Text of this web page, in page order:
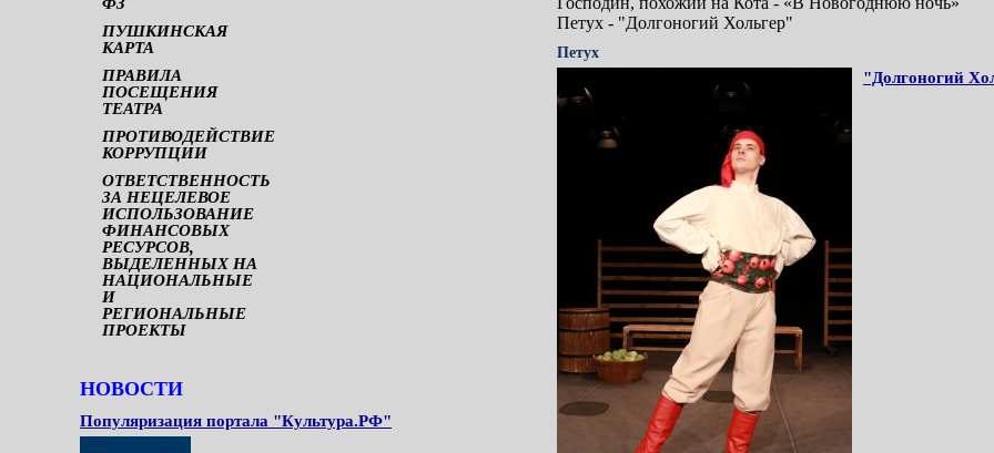
ПУШКИНСКАЯ
КАРТА
ПРАВИЛА
ПОСЕЩЕНИЯ
ТЕАТРА
ПРОТИВОДЕЙСТВИЕ
КОРРУПЦИИ
ОТВЕТСТВЕННОСТЬ
ЗА НЕЦЕЛЕВОЕ
ИСПОЛЬЗОВАНИЕ
ФИНАНСОВЫХ
РЕСУРСОВ,
ВЫДЕЛЕННЫХ НА
НАЦИОНАЛЬНЫЕ
И
РЕГИОНАЛЬНЫЕ
ПРОЕКТЫ
НОВОСТИ
Популяризация портала "Культура.РФ"
Петух - "Долгоногий Хольгер"
Петух
"Долгоногий